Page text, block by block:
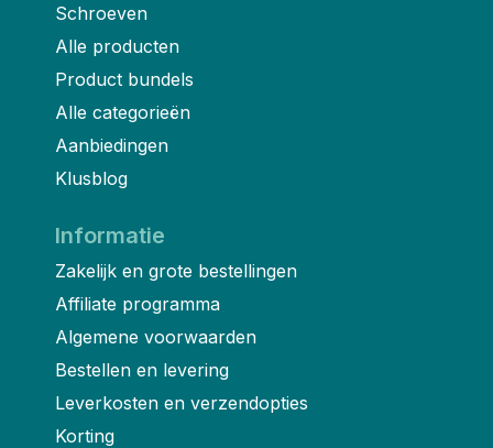
Schroeven
Alle producten
Product bundels
Alle categorieën
Aanbiedingen
Klusblog
Informatie
Zakelijk en grote bestellingen
Affiliate programma
Algemene voorwaarden
Bestellen en levering
Leverkosten en verzendopties
Korting